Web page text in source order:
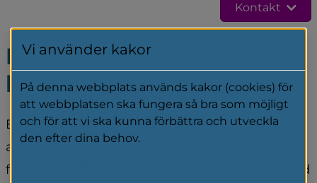
Kontakt
Bryggor, flottar och
liknande
Bryggor, flottar och liknande är sådan typ av
anläggning som i regel omfattas av något av
förbuden i 7:15 § Miljöbalken och kräver därmed
Vi använder kakor
På denna webbplats används kakor (cookies) för
att webbplatsen ska fungera så bra som möjligt
och för att vi ska kunna förbättra och utveckla
den efter dina behov.